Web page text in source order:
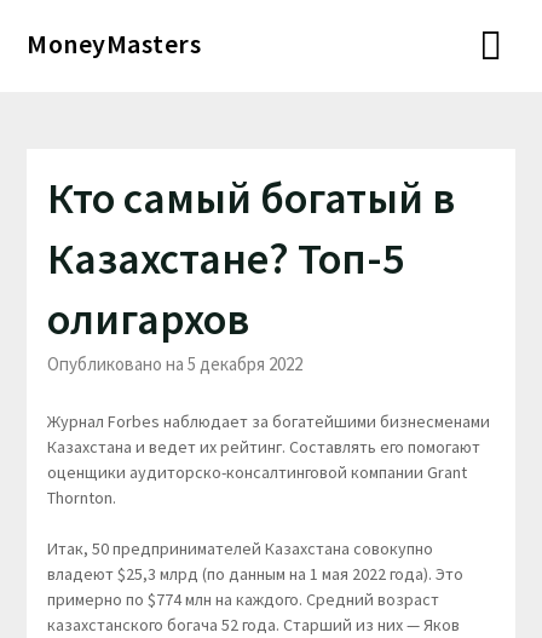
MoneyMasters
Кто самый богатый в
Казахстане? Топ-5
олигархов
Опубликовано на 5 декабря 2022
Журнал Forbes наблюдает за богатейшими бизнесменами
Казахстана и ведет их рейтинг. Составлять его помогают
оценщики аудиторско-консалтинговой компании Grant
Thornton.
Итак, 50 предпринимателей Казахстана совокупно
владеют $25,3 млрд (по данным на 1 мая 2022 года). Это
примерно по $774 млн на каждого. Средний возраст
казахстанского богача 52 года. Старший из них — Яков